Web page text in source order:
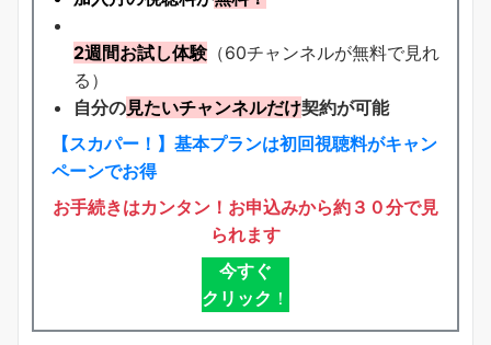
2週間お試し体験（60チャンネルが無料で見れ
る）
自分の見たいチャンネルだけ契約が可能
【スカパー！】基本プランは初回視聴料がキャン
ペーンでお得
お手続きはカンタン！お申込みから約３０分で見
られます
今すぐ
クリック ！